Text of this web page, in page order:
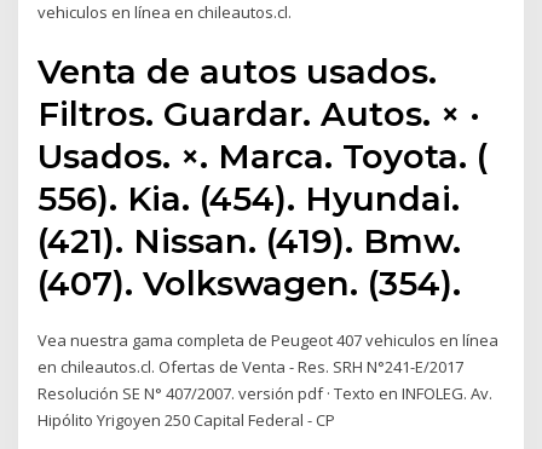
vehiculos en línea en chileautos.cl.
Venta de autos usados.
Filtros. Guardar. Autos. × ·
Usados. ×. Marca. Toyota. (
556). Kia. (454). Hyundai.
(421). Nissan. (419). Bmw.
(407). Volkswagen. (354).
Vea nuestra gama completa de Peugeot 407 vehiculos en línea
en chileautos.cl. Ofertas de Venta - Res. SRH N°241-E/2017
Resolución SE N° 407/2007. versión pdf · Texto en INFOLEG. Av.
Hipólito Yrigoyen 250 Capital Federal - CP